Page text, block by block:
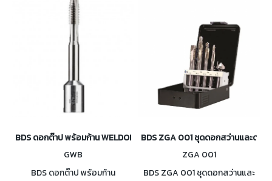
BDS ดอกต๊าป พร้อมก้าน WELDON เส้นผ่าศูนย์กลาง M8 - M20
GWB
BDS ดอกต๊าป พร้อมก้าน
BDS ZGA 001 ชุดดอกสว่านและดอ
ZGA 001
BDS ZGA 001 ชุดดอกสว่านและ